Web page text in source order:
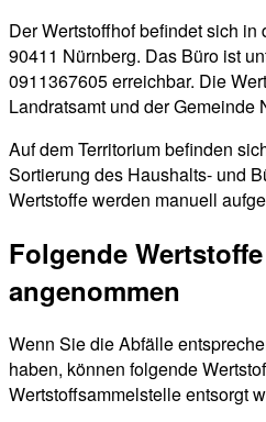
Der Wertstoffhof befindet sich
90411 Nürnberg. Das Büro ist
0911367605 erreichbar. Die
Landratsamt und der Gemeinde
Auf dem Territorium befinden
Sortierung des Haushalts- und
Wertstoffe werden manuell
Folgende
angenommen
Wenn Sie die Abfälle
haben, können folgende
Wertstoffsammelstelle entsorgt